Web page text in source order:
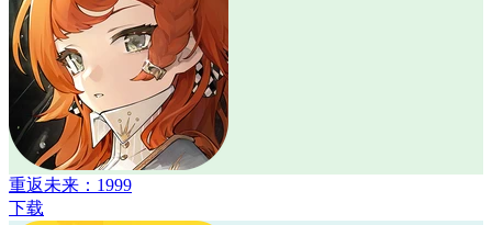
重返未来：1999
下载